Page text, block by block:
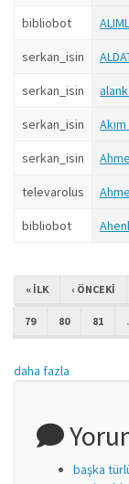
bibliobot
serkan_isin
serkan_isin
serkan_isin
serkan_isin
televarolus
bibliobot
« ILK ‹ ÖNCEKI
79 80 81
daha fazla
başka